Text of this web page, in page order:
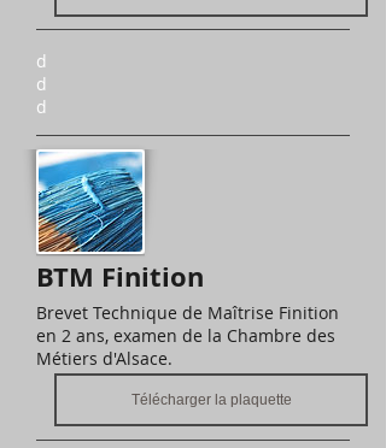
d
d
d
BTM Finition
Brevet Technique de Maîtrise Finition
en 2 ans, examen de la Chambre des
Métiers d'Alsace.
Télécharger la plaquette